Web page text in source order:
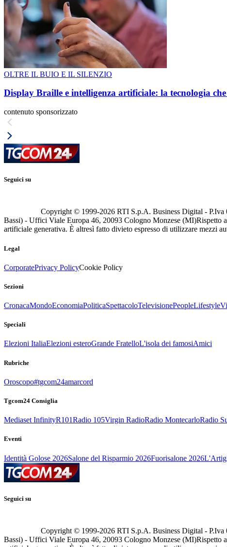
OLTRE IL BUIO E IL SILENZIO
Display Braille e intelligenza artificiale: la tecnologia
contenuto sponsorizzato
Seguici su
Copyright © 1999-2026 RTI S.p.A. Business Digital -
Bassi) - Uffici Viale Europa 46, 20093 Cologno Monzese (MI)Rispetto
artificiale generativa. È altresì fatto divieto espresso di utilizzare mezzi
Legal
CorporatePrivacy PolicyCookie Policy
Sezioni
CronacaMondoEconomiaPoliticaSpettacoloTelevisionePeopleLifestyle
Speciali
Elezioni ItaliaElezioni esteroGrande FratelloL'isola dei famosiAmici
Rubriche
Oroscopo#tgcom24amarcord
Tgcom24 Consiglia
Mediaset InfinityR101Radio 105Virgin RadioRadio MontecarloRadio
Eventi
Identità Golose 2026Salone del Risparmio 2026Fuorisalone 2026
Seguici su
Copyright © 1999-2026 RTI S.p.A. Business Digital -
Bassi) - Uffici Viale Europa 46, 20093 Cologno Monzese (MI)Rispetto